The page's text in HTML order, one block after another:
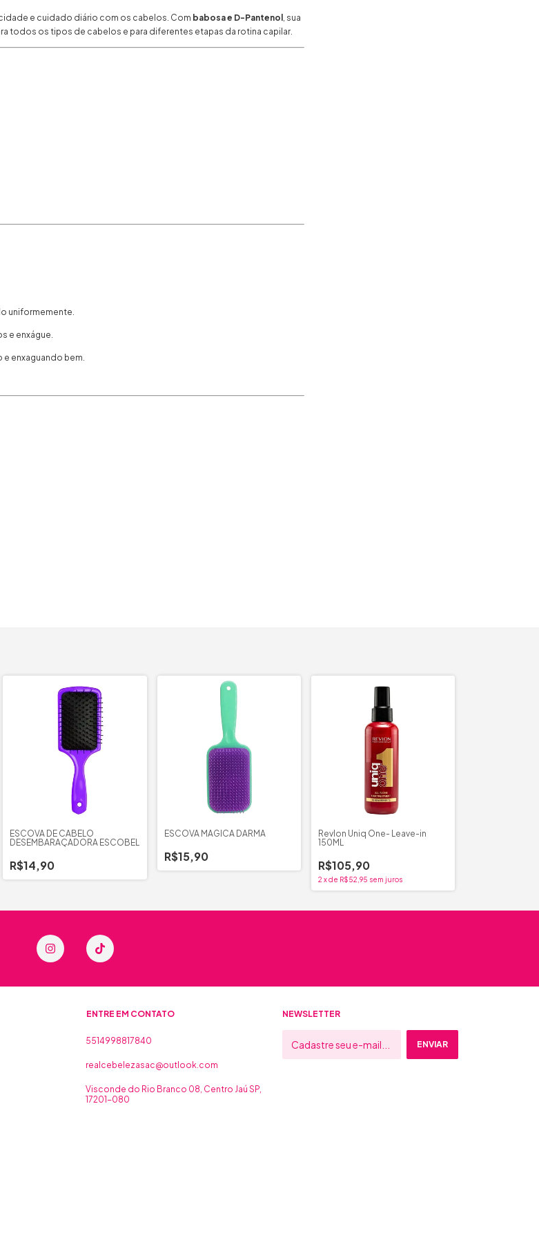
e cuidado diário com os cabelos. Com babosa e D-Pantenol , sua
todos os tipos de cabelos e para diferentes etapas da rotina capilar.
uniformemente.
e enxágue.
enxaguando bem.
ESCOVA DE CABELO
DESEMBARAÇADORA ESCOBEL
R$14,90
ESCOVA MÁGICA DARMA
R$15,90
Revlon Uniq One- Leave-in
150ML
R$105,90
2 xde R$52,95 sem juros
ENTRE EM CONTATO
5514998817840
realcebelezasac@outlook.com
Visconde do Rio Branco 08, Centro Jaú SP,
17201-080
NEWSLETTER